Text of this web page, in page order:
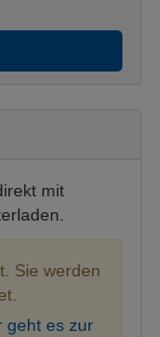
mit
Sie werden
geht es zur